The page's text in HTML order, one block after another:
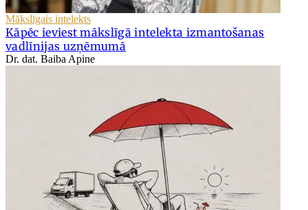
Mākslīgais intelekts
Kāpēc ieviest mākslīgā intelekta izmantošanas
vadlīnijas uzņēmumā
Dr. dat. Baiba Apine